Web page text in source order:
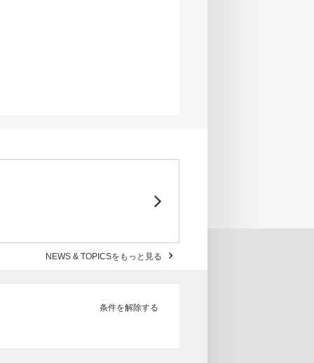
NEWS & TOPICSをもっと見る
条件を解除する